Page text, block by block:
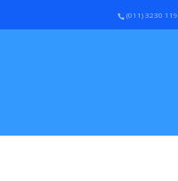
(011) 3230 119